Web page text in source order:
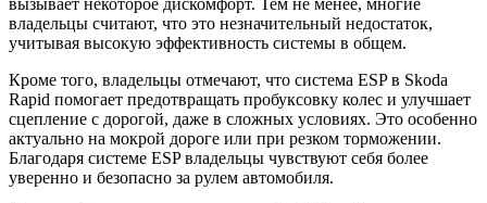
вызывает некоторое дискомфорт. Тем не менее, многие
владельцы считают, что это незначительный недостаток,
учитывая высокую эффективность системы в общем.
Кроме того, владельцы отмечают, что система ESP в Skoda
Rapid помогает предотвращать пробуксовку колес и улучшает
сцепление с дорогой, даже в сложных условиях. Это особенно
актуально на мокрой дороге или при резком торможении.
Благодаря системе ESP владельцы чувствуют себя более
уверенно и безопасно за рулем автомобиля.